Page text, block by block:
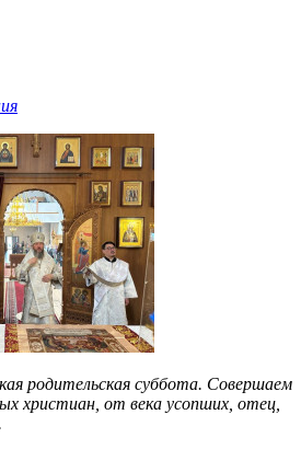
родительская суббота. Совершаем
христиан, от века усопших, отец,